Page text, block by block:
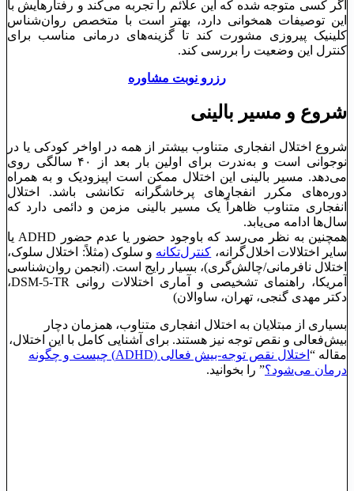
اگر کسی متوجه شده که این علائم را تجربه می‌کند و رفتارهایش با
این توصیفات همخوانی دارد، بهتر است با متخصص روان‌شناس
کلینیک پیروزی مشورت کند تا گزینه‌های درمانی مناسب برای
کنترل این وضعیت را بررسی کند.
رزرو نوبت مشاوره
شروع و مسیر بالینی
شروع اختلال انفجاری متناوب بیشتر از همه در اواخر کودکی یا در
نوجوانی است و به‌ندرت برای اولین بار بعد از ۴۰ سالگی روی
می‌دهد. مسیر بالینی این اختلال ممکن است اپیزودیک و به همراه
دوره‌های مکرر انفجارهای پرخاشگرانه تکانشی باشد. اختلال
انفجاری متناوب ظاهراً یک مسیر بالینی مزمن و دائمی دارد که
سال‌ها ادامه می‌یابد.
همچنین به نظر می‌رسد که باوجود حضور یا عدم حضور ADHD یا
سایر اختلالات اخلال‌گرانه، کنترل‌تکانه و سلوک (مثلاً: اختلال سلوک،
اختلال نافرمانی/چالش‌گری)، بسیار رایج است. (انجمن روان‌شناسی
آمریکا، راهنمای تشخیصی و آماری اختلالات روانی DSM-5-TR،
دکتر مهدی گنجی، تهران، ساوالان)
بسیاری از مبتلایان به اختلال انفجاری متناوب، همزمان دچار
بیش‌فعالی و نقص توجه نیز هستند. برای آشنایی کامل با این اختلال،
مقاله “
اختلال نقص توجه-بیش فعالی (ADHD) چیست و چگونه
درمان می‌شود؟” را بخوانید.